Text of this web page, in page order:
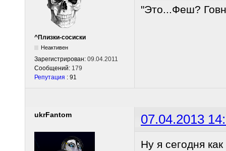
^Плизки-сосиски
Неактивен
Зарегистрирован: 09.04.2011
Сообщений: 179
Репутация : 91
"Это...Феш?
ukrFantom 07.04.2013
Ну я сегодня